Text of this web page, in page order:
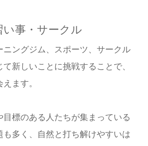
事・サークル
ニングジム、スポーツ、サークル
新しいことに挑戦することで、
ます。
目標のある人たちが集まっている
も多く、自然と打ち解けやすいは